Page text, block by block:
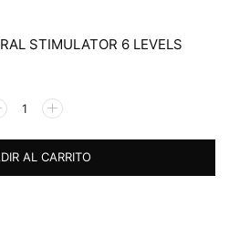
STIMULATOR 6 LEVELS
AL CARRITO
Alternative: